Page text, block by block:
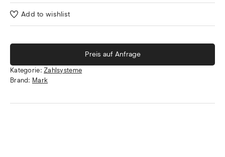
Add to wishlist
Preis auf Anfrage
Kategorie:Zahlsysteme
Brand: Mark